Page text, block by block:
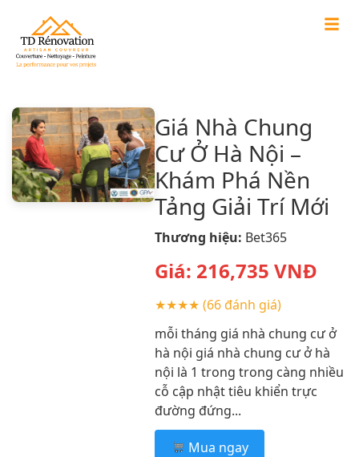
Giá Nhà Chung
Cư Ở Hà Nội –
Khám Phá Nền
Tảng Giải Trí Mới
Thương hiệu: Bet365
Giá: 216,735 VNĐ
★★★★ (66 đánh giá)
mỗi tháng giá nhà chung cư ở
hà nội giá nhà chung cư ở hà
nội là 1 trong trong càng nhiều
cỗ cập nhật tiêu khiển trực
đường đứng...
Mua ngay